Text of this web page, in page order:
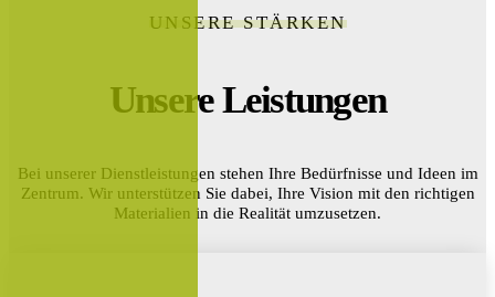
UNSERE STÄRKEN
Unsere Leistungen
Bei unserer Dienstleistungen stehen Ihre Bedürfnisse und Ideen im
Zentrum. Wir unterstützen Sie dabei, Ihre Vision mit den richtigen
Materialien in die Realität umzusetzen.